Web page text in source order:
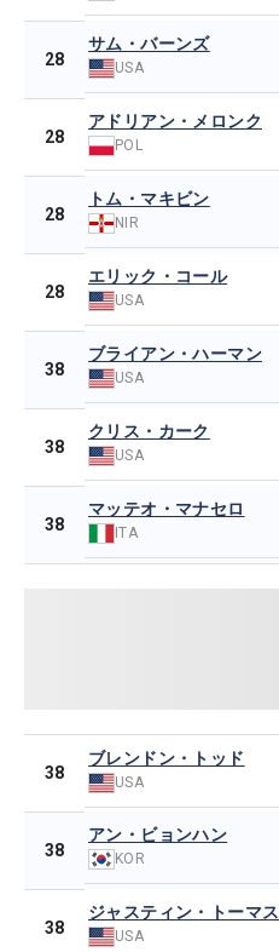
28
サム・バーンズ
USA
28
アドリアン・メロンク
POL
28
トム・マキビン
NIR
28
エリック・コール
USA
38
ブライアン・ハーマン
USA
38
クリス・カーク
USA
38
マッテオ・マナセロ
ITA
38
ブレンドン・トッド
USA
38
アン・ビョンハン
KOR
38
ジャスティン・トーマス
USA